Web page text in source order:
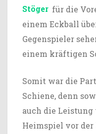
Stöger für die
einem Eckball
Gegenspieler
einem kräftigen
Somit war die
Schiene, denn
auch die
Heimspiel vor